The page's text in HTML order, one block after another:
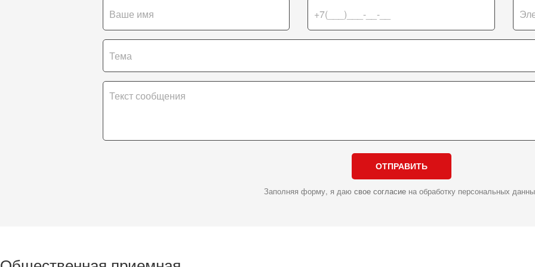
ОТПРАВИТЬ
Заполняя форму, я даю свое согласиена обработку персональных